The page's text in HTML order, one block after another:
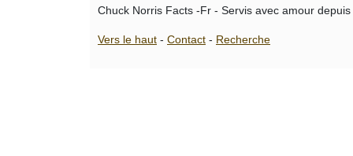
Chuck Norris Facts -Fr - Servis avec amour
Vers le haut - Contact - Recherche